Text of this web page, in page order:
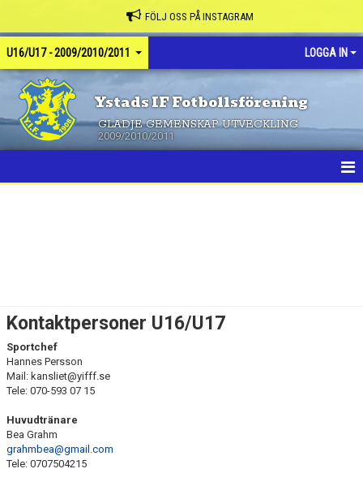
FÖLJ OSS PÅ INSTAGRAM
U16/U17 - 2009/2010/2011 LOGGA IN
Ystads IF Fotbollsförening
GLÄDJE GEMENSKAP UTVECKLING
2009/2010/2011
BILDGALLERI
KONTAKT
Kontaktpersoner U16/U17
Sportchef
Hannes Persson
Mail: kansliet@yifff.se
Tele: 070-593 07 15
Huvudtränare
Bea Grahm
grahmbea@gmail.com
Tele: 0707504215